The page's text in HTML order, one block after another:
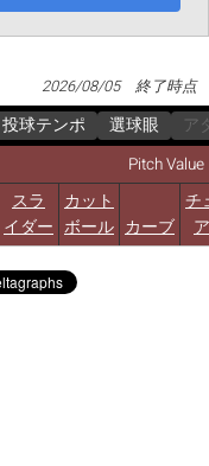
2026/08/05 終了時点
投球テンポ 選球眼
ア
Pitch Value
スラ
イダー
カット
ボール カーブ
チ